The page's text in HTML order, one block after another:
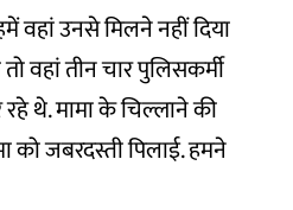
वहां उनसे मिलने नहीं दिया
वहां तीन चार पुलिसकर्मी
रहे थे. मामा के चिल्लाने की
को जबरदस्ती पिलाई. हमने